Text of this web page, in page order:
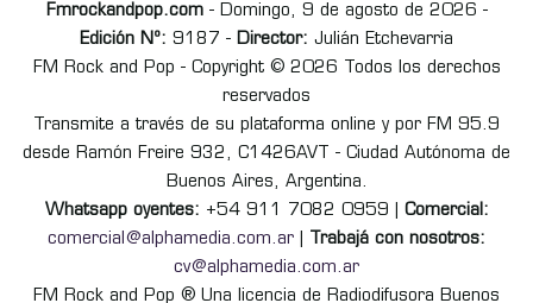
Fmrockandpop.com- Domingo, 9 de agosto de 2026 -
Edición Nº: 9187 - Director: Julián Etchevarria
FM Rock and Pop - Copyright © 2026 Todos los derechos
reservados
Transmite a través de su plataforma online y por FM 95.9
desde Ramón Freire 932, C1426AVT - Ciudad Autónoma de
Buenos Aires, Argentina.
Whatsapp oyentes: +54 911 7082 0959 | Comercial:
comercial@alphamedia.com.ar
Trabajá con nosotros:
cv@alphamedia.com.ar
FM Rock and Pop ® Una licencia de Radiodifusora Buenos